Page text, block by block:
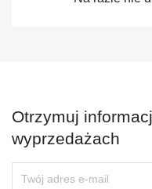
Otrzymuj
wyprzedażach